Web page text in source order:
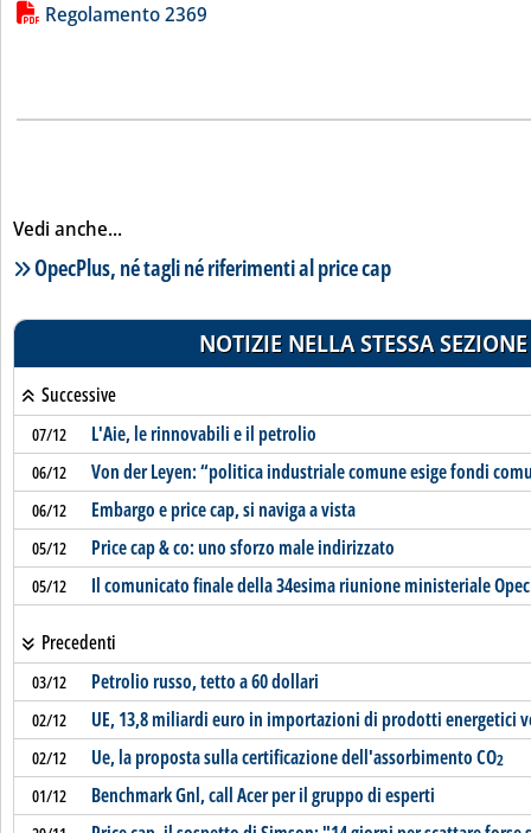
Regolamento 2369
Vedi anche...
Lista notizie correlate
OpecPlus, né tagli né riferimenti al price cap
NOTIZIE NELLA STESSA SEZIONE
Successive
07/12 L'Aie, le rinnovabili e il petrolio
06/12 Von der Leyen: “politica industriale comune esige fondi
06/12 Embargo e price cap, si naviga a vista
05/12 Price cap & co: uno sforzo male indirizzato
05/12 Il comunicato finale della 34esima riunione ministeriale
Precedenti
03/12 Petrolio russo, tetto a 60 dollari
02/12 UE, 13,8 miliardi euro in importazioni di prodotti energetici
02/12 Ue, la proposta sulla certificazione dell'assorbimento CO2
01/12 Benchmark Gnl, call Acer per il gruppo di esperti